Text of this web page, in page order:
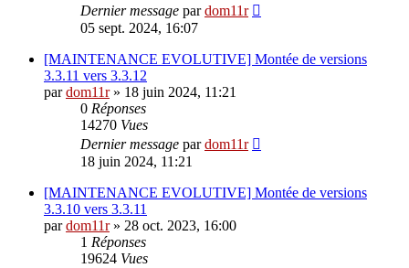
Dernier message pardom11r
05 sept. 2024, 16:07
[MAINTENANCE EVOLUTIVE] Montée de versions
3.3.11 vers 3.3.12
pardom11r» 18 juin 2024, 11:21
0 Réponses
14270 Vues
Dernier message pardom11r
18 juin 2024, 11:21
[MAINTENANCE EVOLUTIVE] Montée de versions
3.3.10 vers 3.3.11
pardom11r» 28 oct. 2023, 16:00
1 Réponses
19624 Vues